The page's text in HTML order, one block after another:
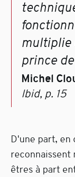
multiplie
prince
Michel
Ibid, p. 15
D'une part, en
reconnaissent
êtres à part